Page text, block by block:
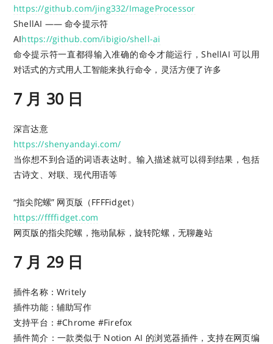
https://github.com/jing332/ImageProcessor
ShellAI —— 命令提示符
AIhttps://github.com/ibigio/shell-ai
命令提示符一直都得输入准确的命令才能运行，ShellAI 可以用
对话式的方式用人工智能来执行命令，灵活方便了许多
7 月 30 日
深言达意
https://shenyandayi.com/
当你想不到合适的词语表达时。输入描述就可以得到结果，包括
古诗文、对联、现代用语等
“指尖陀螺” 网页版（FFFFidget）
https://ffffidget.com
网页版的指尖陀螺，拖动鼠标，旋转陀螺，无聊趣站
7 月 29 日
插件名称：Writely
插件功能：辅助写作
支持平台：#Chrome #Firefox
插件简介：一款类似于 Notion AI 的浏览器插件，支持在网页编